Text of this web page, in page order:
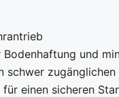
und
schwer
einen sicheren